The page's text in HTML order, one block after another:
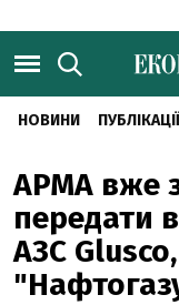
НОВИНИ ПУБЛІКАЦІЇ
АРМА вже
передати
АЗС